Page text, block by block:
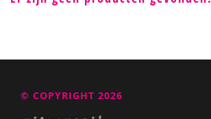
© COPYRIGHT 2026